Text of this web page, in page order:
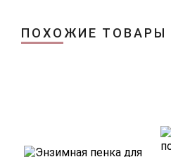
ПОХОЖИЕ ТОВАРЫ